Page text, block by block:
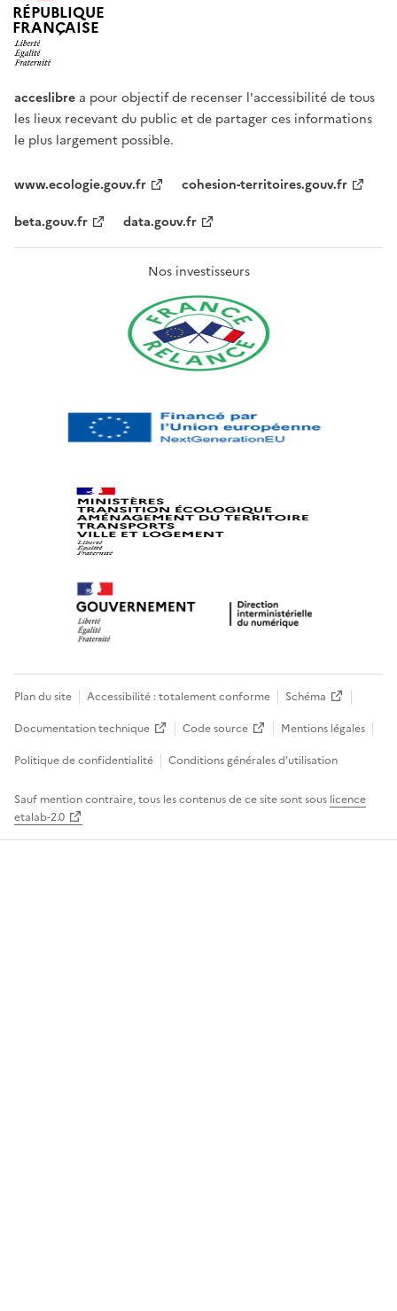
RÉPUBLIQUE
FRANÇAISE
acceslibre a pour objectif de recenser l'accessibilité de tous
les lieux recevant du public et de partager ces informations
le plus largement possible.
www.ecologie.gouv.fr
cohesion-territoires.gouv.fr
beta.gouv.fr
data.gouv.fr
Nos investisseurs
Plan du site Accessibilité : totalement conforme
Schéma
Documentation technique
Code source
Mentions légales
Politique de confidentialité
Conditions générales d’utilisation
Sauf mention contraire, tous les contenus de ce site sont sous licence
etalab-2.0